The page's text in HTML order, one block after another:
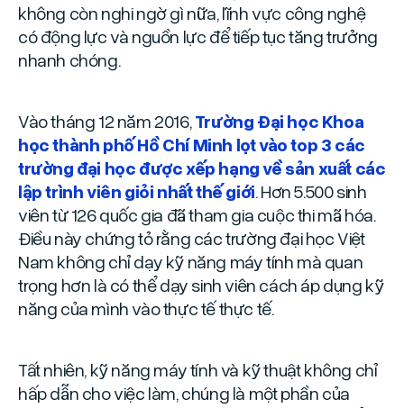
không còn nghi ngờ gì nữa, lĩnh vực công nghệ
có động lực và nguồn lực để tiếp tục tăng trưởng
nhanh chóng.
Vào tháng 12 năm 2016,Trường Đại học Khoa
học thành phố Hồ Chí Minh lọt vào top 3 các
trường đại học được xếp hạng về sản xuất các
lập trình viên giỏi nhất thế giới.Hơn 5.500 sinh
viên từ 126 quốc gia đã tham gia cuộc thi mã hóa.
Điều này chứng tỏ rằng các trường đại học Việt
Nam không chỉ dạy kỹ năng máy tính mà quan
trọng hơn là có thể dạy sinh viên cách áp dụng kỹ
năng của mình vào thực tế thực tế.
Tất nhiên, kỹ năng máy tính và kỹ thuật không chỉ
hấp dẫn cho việc làm, chúng là một phần của